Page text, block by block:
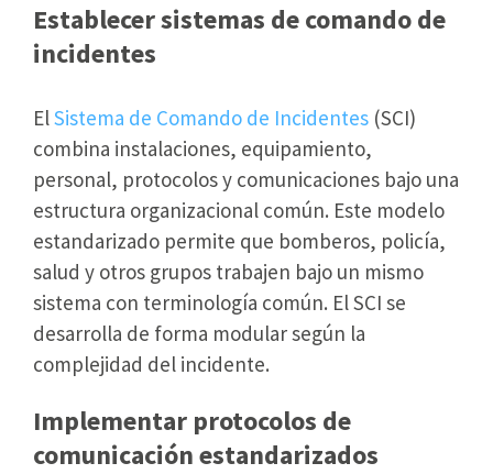
Establecer sistemas de comando de
incidentes
ElSistema de Comando de Incidentes (SCI)
combina instalaciones, equipamiento,
personal, protocolos y comunicaciones bajo una
estructura organizacional común. Este modelo
estandarizado permite que bomberos, policía,
salud y otros grupos trabajen bajo un mismo
sistema con terminología común. El SCI se
desarrolla de forma modular según la
complejidad del incidente.
Implementar protocolos de
comunicación estandarizados